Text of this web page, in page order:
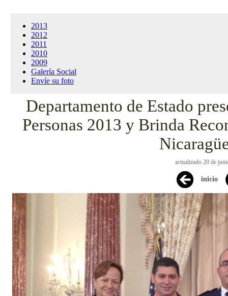
2013
2012
2011
2010
2009
Galería Social
Envíe su foto
Departamento de Estado
Personas 2013 y Brinda
actualizado 20 de
inicio